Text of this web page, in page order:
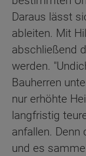
Daraus lässt
ableiten. Mit
abschließend
werden.
Bauherren
nur erhöhte
langfristig
anfallen. Denn
und es